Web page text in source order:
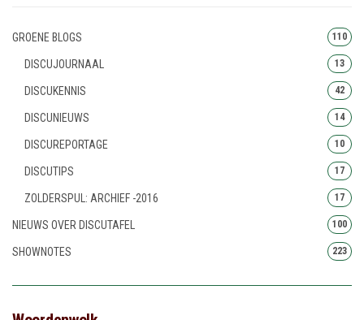
GROENE BLOGS 110
DISCUJOURNAAL 13
DISCUKENNIS 42
DISCUNIEUWS 14
DISCUREPORTAGE 10
DISCUTIPS 17
ZOLDERSPUL: ARCHIEF -2016 17
NIEUWS OVER DISCUTAFEL 100
SHOWNOTES 223